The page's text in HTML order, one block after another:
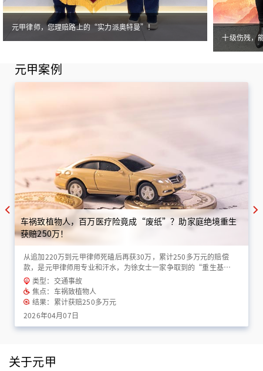
元甲律师，您理赔路上的“实力派奥特曼”！
十级伤残，
元甲案例
车祸致植物人，百万医疗险竟成“废纸”？助家庭绝境重生
获赔250万！
从追加220万到元甲律师死磕后再获30万，累计250多万元的赔偿
款，是元甲律师用专业和汗水，为徐女士一家争取到的“重生基
金”！
类型：交通事故
焦点：车祸致植物人
结果：累计获赔250多万元
2026年04月07日
关于元甲